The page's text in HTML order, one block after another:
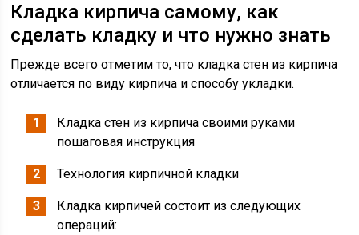
Кладка кирпича самому, как
сделать кладку и что нужно знать
Прежде всего отметим то, что кладка стен из кирпича
отличается по виду кирпича и способу укладки.
Кладка стен из кирпича своими руками
пошаговая инструкция
Технология кирпичной кладки
Кладка кирпичей состоит из следующих
операций: